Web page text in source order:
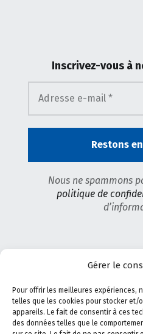
Gérer le
Pour offrir les meilleures expériences,
telles que les cookies pour stocker et/
appareils. Le fait de consentir à ces
des données telles que le
Inscrivez-vous à
Nous ne spammons
politique de